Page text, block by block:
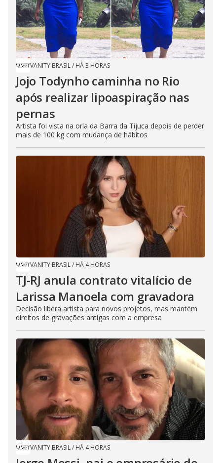
VANITY BRASIL/ HÁ 3 HORAS
Jojo Todynho caminha no Rio
após realizar lipoaspiração nas
pernas
Artista foi vista na orla da Barra da Tijuca depois de perder
mais de 100 kg com mudança de hábitos
VANITY BRASIL/ HÁ 4 HORAS
TJ-RJ anula contrato vitalício de
Larissa Manoela com gravadora
Decisão libera artista para novos projetos, mas mantém
direitos de gravações antigas com a empresa
VANITY BRASIL/ HÁ 4 HORAS